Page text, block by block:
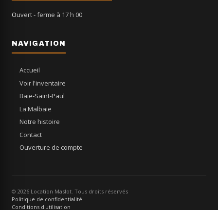
Ouvert- ferme à 17 h 00
NAVIGATION
Accueil
Voir l'inventaire
Baie-Saint-Paul
La Malbaie
Notre histoire
Contact
Ouverture de compte
© 2026 Location Maslot. Tous droits réservés
Politique de confidentialité
Conditions d'utilisation